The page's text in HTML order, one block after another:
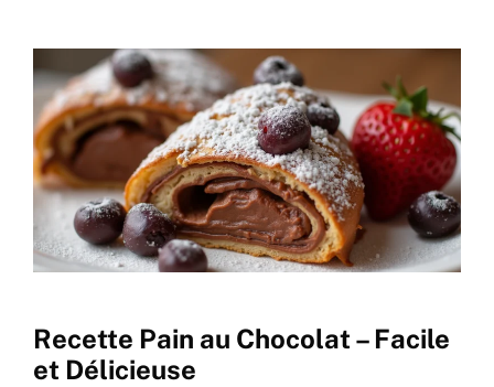
Recette Pain au Chocolat – Facile
et Délicieuse